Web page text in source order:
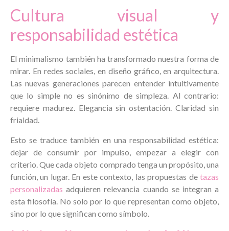
Cultura visual y
responsabilidad estética
El minimalismo también ha transformado nuestra forma de
mirar. En redes sociales, en diseño gráfico, en arquitectura.
Las nuevas generaciones parecen entender intuitivamente
que lo simple no es sinónimo de simpleza. Al contrario:
requiere madurez. Elegancia sin ostentación. Claridad sin
frialdad.
Esto se traduce también en una responsabilidad estética:
dejar de consumir por impulso, empezar a elegir con
criterio. Que cada objeto comprado tenga un propósito, una
función, un lugar. En este contexto, las propuestas detazas
personalizadas adquieren relevancia cuando se integran a
esta filosofía. No solo por lo que representan como objeto,
sino por lo que significan como símbolo.